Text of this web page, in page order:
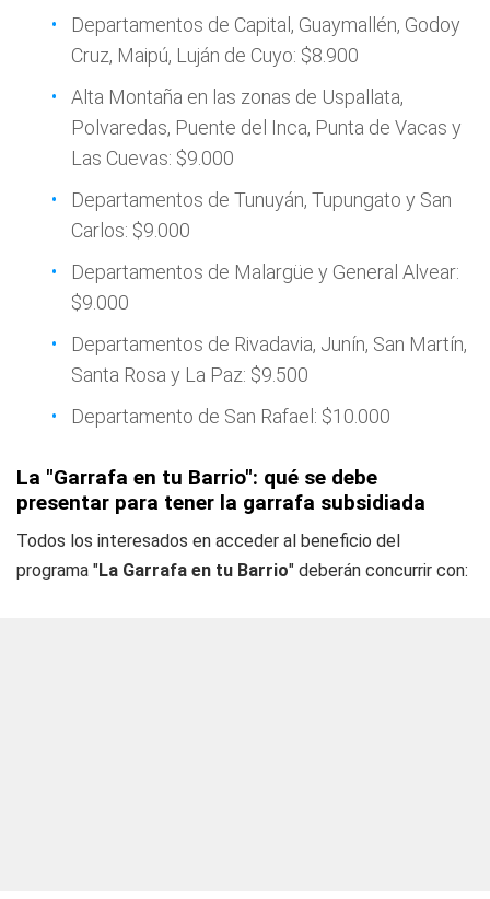
Departamentos de Capital, Guaymallén, Godoy
Cruz, Maipú, Luján de Cuyo: $8.900
Alta Montaña en las zonas de Uspallata,
Polvaredas, Puente del Inca, Punta de Vacas y
Las Cuevas: $9.000
Departamentos de Tunuyán, Tupungato y San
Carlos: $9.000
Departamentos de Malargüe y General Alvear:
$9.000
Departamentos de Rivadavia, Junín, San Martín,
Santa Rosa y La Paz: $9.500
Departamento de San Rafael: $10.000
La "Garrafa en tu Barrio": qué se debe
presentar para tener la garrafa subsidiada
Todos los interesados en acceder al beneficio del
programa "La Garrafa en tu Barrio" deberán concurrir con: